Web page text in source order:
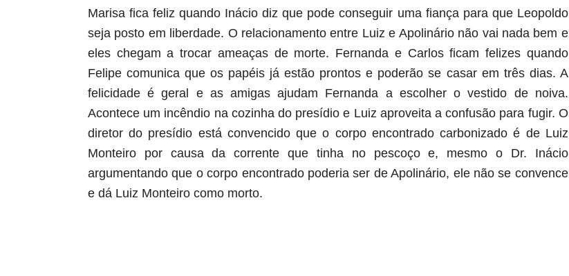
Marisa fica feliz quando Inácio diz que pode conseguir uma fiança para que Leopoldo
seja posto em liberdade. O relacionamento entre Luiz e Apolinário não vai nada bem e
eles chegam a trocar ameaças de morte. Fernanda e Carlos ficam felizes quando
Felipe comunica que os papéis já estão prontos e poderão se casar em três dias. A
felicidade é geral e as amigas ajudam Fernanda a escolher o vestido de noiva.
Acontece um incêndio na cozinha do presídio e Luiz aproveita a confusão para fugir. O
diretor do presídio está convencido que o corpo encontrado carbonizado é de Luiz
Monteiro por causa da corrente que tinha no pescoço e, mesmo o Dr. Inácio
argumentando que o corpo encontrado poderia ser de Apolinário, ele não se convence
e dá Luiz Monteiro como morto.